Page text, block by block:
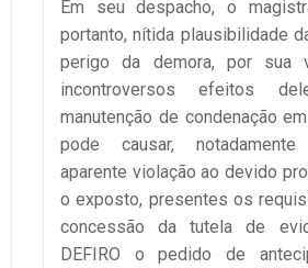
Em seu despacho, o
portanto, nítida plausibilidade
perigo da demora, por sua
incontroversos efeitos
manutenção de condenação
pode causar,
aparente violação ao devido
o exposto, presentes os
concessão da tutela de
DEFIRO o pedido de